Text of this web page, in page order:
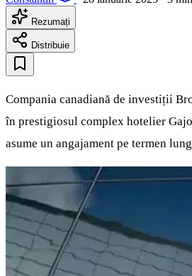
Rezumați
Distribuie
Compania canadiană de investiții
în prestigiosul complex hotelier
asume un angajament pe termen